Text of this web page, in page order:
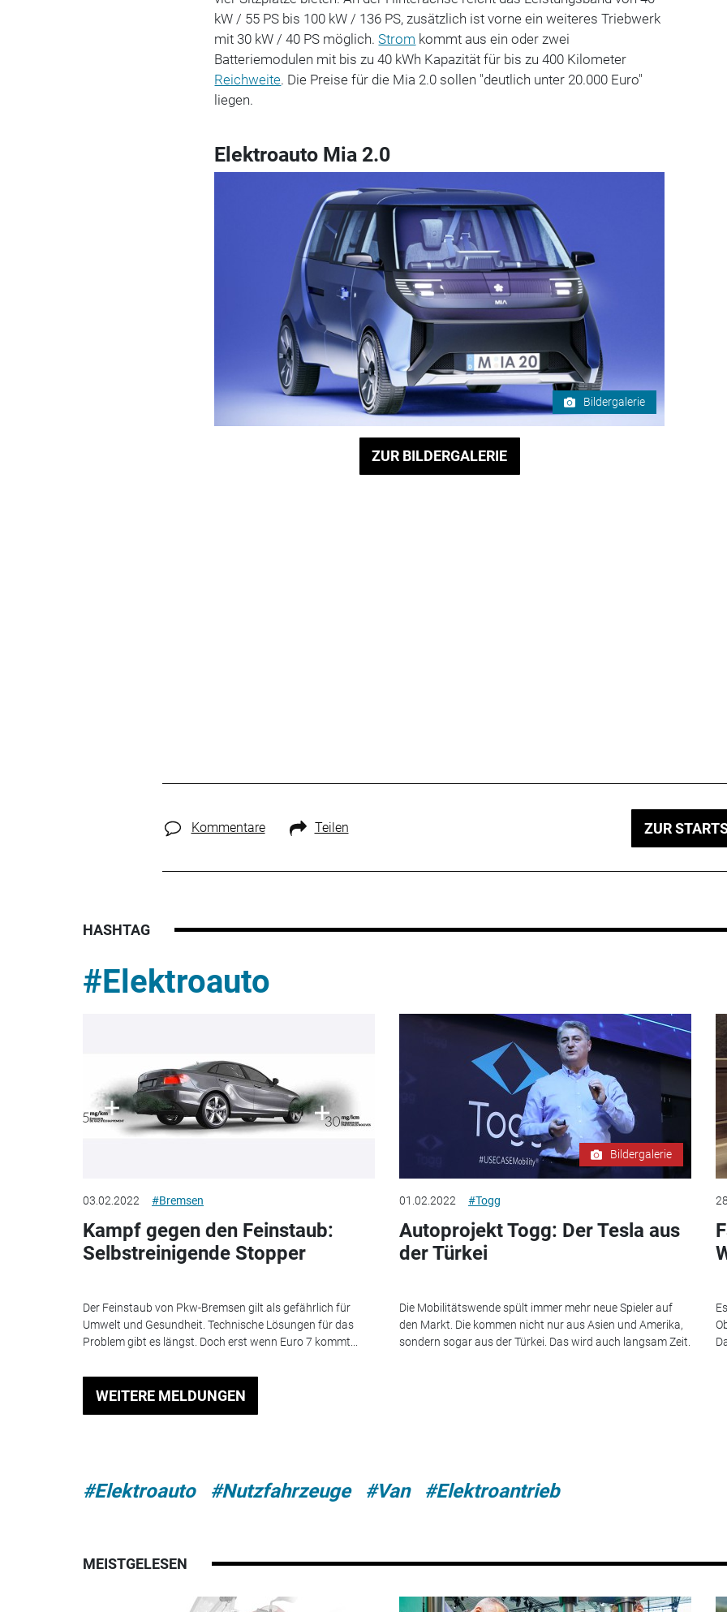
kW / 55 PS bis 100 kW / 136 PS, zusätzlich ist vorne ein weiteres Triebwerk
mit 30 kW / 40 PS möglich.Strom kommt aus ein oder zwei
Batteriemodulen mit bis zu 40 kWh Kapazität für bis zu 400 Kilometer
Reichweite. Die Preise für die Mia 2.0 sollen "deutlich unter 20.000 Euro"
liegen.
Elektroauto Mia 2.0
Bildergalerie
ZUR BILDERGALERIE
Kommentare Teilen ZUR
HASHTAG
#Elektroauto
03.02.2022 #Bremsen
Kampf gegen den Feinstaub:
Selbstreinigende Stopper
Der Feinstaub von Pkw-Bremsen gilt als gefährlich für
Umwelt und Gesundheit. Technische Lösungen für das
Problem gibt es längst. Doch erst wenn Euro 7 kommt...
Bildergalerie
01.02.2022 #Togg
Autoprojekt Togg: Der Tesla aus
der Türkei
Die Mobilitätswende spült immer mehr neue Spieler auf
den Markt. Die kommen nicht nur aus Asien und Amerika,
sondern sogar aus der Türkei. Das wird auch langsam Zeit.
WEITERE MELDUNGEN
#Elektroauto #Nutzfahrzeuge #Van #Elektroantrieb
MEISTGELESEN